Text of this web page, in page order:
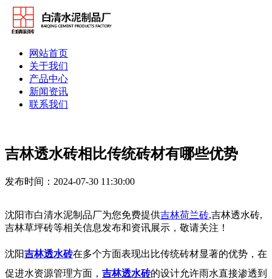
网站首页
关于我们
产品中心
新闻资讯
联系我们
吉林透水砖相比传统砖材有哪些优势
发布时间：2024-07-30 11:30:00
沈阳市白清水泥制品厂为您免费提供吉林荷兰砖,吉林透水砖,
吉林草坪砖等相关信息发布和资讯展示，敬请关注！
沈阳吉林透水砖在多个方面表现出比传统砖材显著的优势，在
促进水资源管理方面， 吉林透水砖的设计允许雨水直接渗透到